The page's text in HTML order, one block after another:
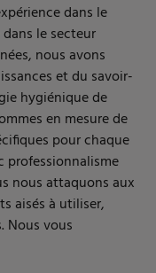
dans le
le secteur
nous avons
et du savoir-
hygiénique de
en mesure de
pour chaque
professionnalisme
nous attaquons aux
aisés à utiliser,
Nous vous